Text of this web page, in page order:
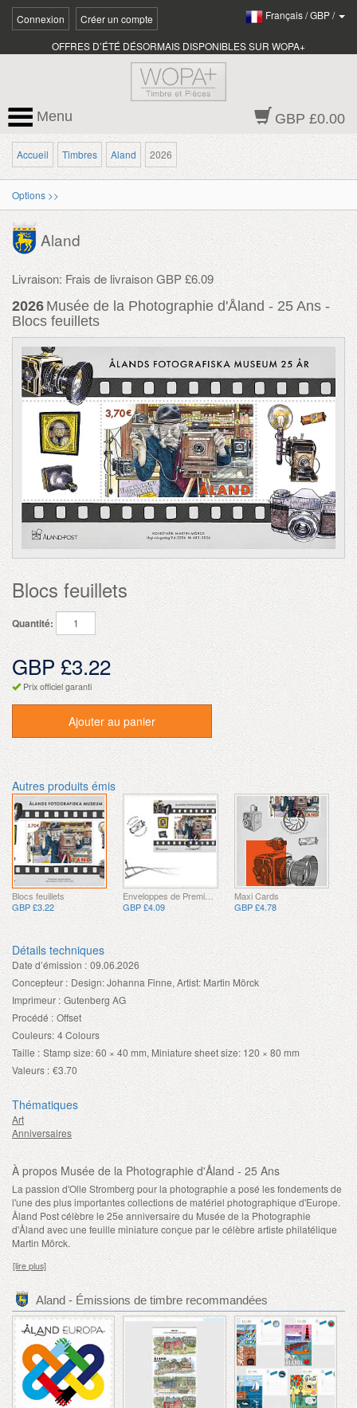
Connexion Créer un compte Français/GBP/
OFFRES D’ÉTÉ DÉSORMAIS DISPONIBLES SUR WOPA+
GBP £0.00
Menu
Accueil Timbres Aland 2026
Options >>
Aland
Livraison: Frais de livraison GBP £6.09
2026 Musée de la Photographie d'Åland - 25 Ans -
Blocs feuillets
Blocs feuillets
Quantité:
GBP £3.22
Prix officiel garanti
Ajouter au panier
Autres produits émis
Blocs feuillets
GBP £3.22
GBP £4.09
Maxi Cards
GBP £4.78
Détails techniques
Date d’émission : 09.06.2026
Concepteur : Design: Johanna Finne, Artist: Martin Mörck
Imprimeur : Gutenberg AG
Procédé : Offset
Couleurs: 4 Colours
Taille : Stamp size: 60 × 40 mm, Miniature sheet size: 120 × 80 mm
Valeurs : €3.70
Thématiques
Art
Anniversaires
À propos Musée de la Photographie d'Åland - 25 Ans
La passion d'Olle Stromberg pour la photographie a posé les fondements de
l'une des plus importantes collections de matériel photographique d'Europe.
Åland Post célèbre le 25e anniversaire du Musée de la Photographie
d'Åland avec une feuille miniature conçue par le célèbre artiste philatélique
Martin Mörck.
[lire plus]
Aland - Émissions de timbre recommandées